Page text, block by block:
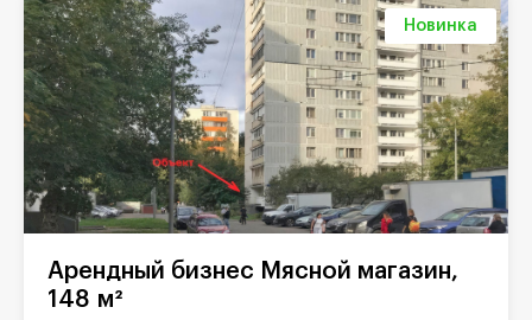
Новинка
Арендный бизнес Мясной магазин,
148 м²